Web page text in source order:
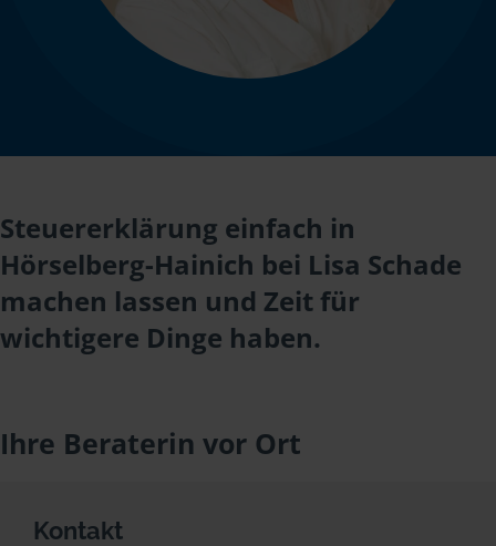
Steuererklärung einfach in
Hörselberg-Hainich bei Lisa Schade
machen lassen und Zeit für
wichtigere Dinge haben.
Ihre Beraterin vor Ort
Kontakt